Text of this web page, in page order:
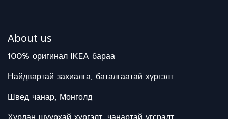
About us
100% оригинал IKEA бараа
Найдвартай захиалга, баталгаатай хүргэлт
Швед чанар, Монголд